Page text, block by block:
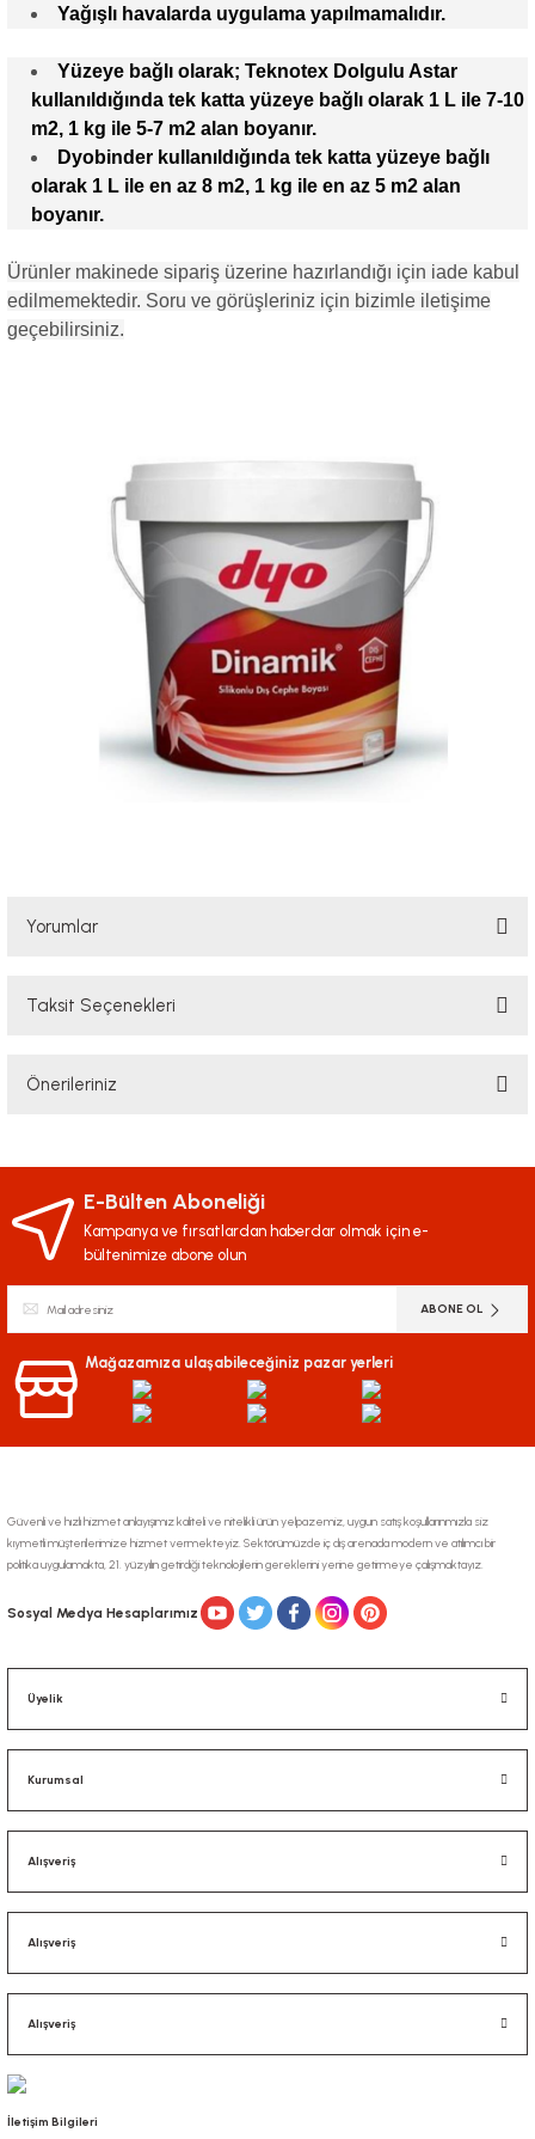
Yağışlı havalarda uygulama yapılmamalıdır.
Yüzeye bağlı olarak; Teknotex Dolgulu Astar
kullanıldığında tek katta yüzeye bağlı olarak 1 L ile 7-10
m2, 1 kg ile 5-7 m2 alan boyanır.
Dyobinder kullanıldığında tek katta yüzeye bağlı
olarak 1 L ile en az 8 m2, 1 kg ile en az 5 m2 alan
boyanır.
Ürünler makinede sipariş üzerine hazırlandığı için iade kabul
edilmemektedir. Soru ve görüşleriniz için bizimle iletişime
geçebilirsiniz.
Yorumlar
Taksit Seçenekleri
Önerileriniz
iletebilirsiniz.
Görüş ve önerileriniz için teşekkür ederiz.
Ürün açıklamasında eksik bilgiler bulunuyor.
Ürün fiyatı diğer sitelerden daha pahalı.
Bu ürüne benzer farklı alternatifler olmalı.
Gönder
E-Bülten Aboneliği
Kampanya ve fırsatlardan haberdar olmak için e-
bültenimize abone olun
ABONE OL
Mağazamıza ulaşabileceğiniz pazar yerleri
Güvenli ve hızlı hizmet anlayışımız kaliteli ve nitelikli ürün yelpazemiz, uygun satış koşullarınmızla siz
kıymetli müşterilerimize hizmet vermekteyiz. Sektörümüzde iç dış arenada modern ve atılımcı bir
politika uygulamakta, 21. yüzyılın getirdiği teknolojilerin gereklerini yerine getirmeye çalışmaktayız.
Sosyal Medya Hesaplarımız
Üyelik
Kurumsal
Alışveriş
Alışveriş
Alışveriş
İletişim Bilgileri